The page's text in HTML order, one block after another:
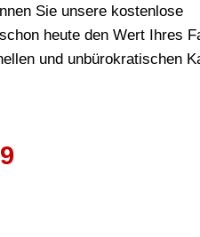
Sie unsere kostenlose
heute den Wert Ihres
und unbürokratischen